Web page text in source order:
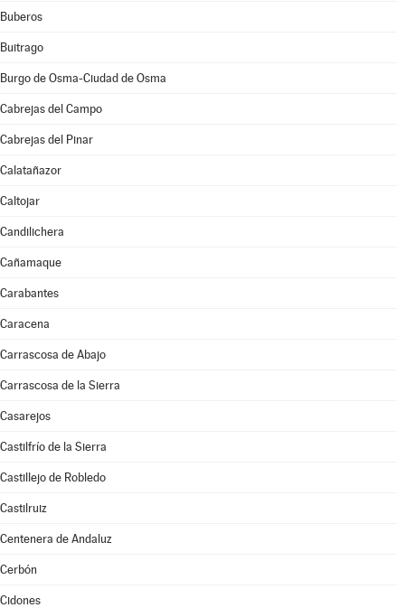
Buberos
Buitrago
Burgo de Osma-Ciudad de Osma
Cabrejas del Campo
Cabrejas del Pinar
Calatañazor
Caltojar
Candilichera
Cañamaque
Carabantes
Caracena
Carrascosa de Abajo
Carrascosa de la Sierra
Casarejos
Castilfrío de la Sierra
Castillejo de Robledo
Castilruiz
Centenera de Andaluz
Cerbón
Cidones